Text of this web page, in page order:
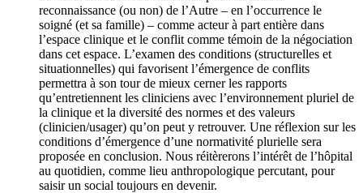
reconnaissance (ou non) de l’Autre – en l’occurrence le
soigné (et sa famille) – comme acteur à part entière dans
l’espace clinique et le conflit comme témoin de la négociation
dans cet espace. L’examen des conditions (structurelles et
situationnelles) qui favorisent l’émergence de conflits
permettra à son tour de mieux cerner les rapports
qu’entretiennent les cliniciens avec l’environnement pluriel de
la clinique et la diversité des normes et des valeurs
(clinicien/usager) qu’on peut y retrouver. Une réflexion sur les
conditions d’émergence d’une normativité plurielle sera
proposée en conclusion. Nous réitèrerons l’intérêt de l’hôpital
au quotidien, comme lieu anthropologique percutant, pour
saisir un social toujours en devenir.